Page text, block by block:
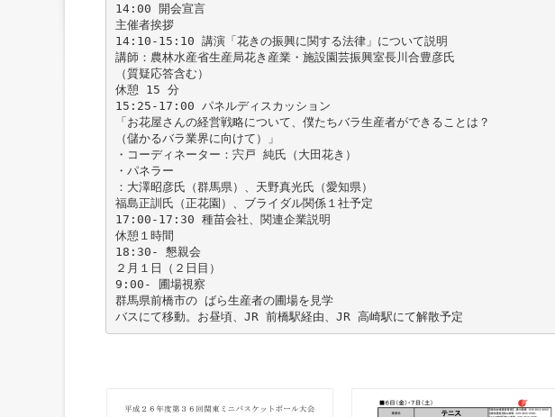
14:00 開会宣言
主催者挨拶
14:10-15:10 講演「花きの振興に関する法律」について説明
講師：農林水産省生産局花き産業・施設園芸振興室長川合豊彦氏
（質疑応答含む）
休憩 15 分
15:25-17:00 パネルディスカッション
「お花屋さんの経営戦略について、僕たちバラ生産者ができることは？
（儲かるバラ業界に向けて）」
・コーディネーター：宍戸 純氏（大田花き）
・パネラー
：大澤昭彦氏（群馬県）、天野真光氏（愛知県）
福島正訓氏（正花園）、ブライダル関係１社予定
17:00-17:30 種苗会社、関連企業説明
休憩１時間
18:30- 懇親会
２月１日（２日目）
9:00- 圃場視察
群馬県前橋市の ばら生産者の圃場を見学